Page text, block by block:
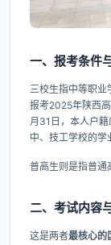
一、报考条件
三校生指中等职业
报考2025年陕西
月31日，本人户
中、技工学校的学
普高生则是指普通
二、考试内容
这是两者最核心的